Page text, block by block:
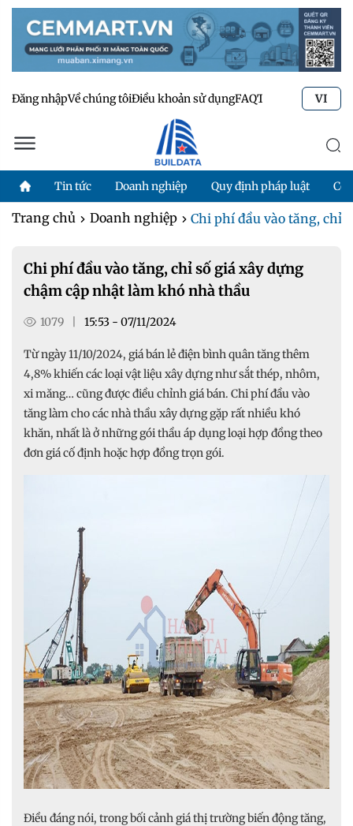
Đăng nhậpVề chúng tôiĐiều khoản sử dụngFAQTư vấn kỹ thuật
VI
Tin tức Doanh nghiệp Quy định pháp luật
Trang chủ Doanh nghiệp Chi phí đầu vào tăng, chỉ
Chi phí đầu vào tăng, chỉ số giá xây dựng
chậm cập nhật làm khó nhà thầu
1079 15:53 - 07/11/2024
Từ ngày 11/10/2024, giá bán lẻ điện bình quân tăng thêm
4,8% khiến các loại vật liệu xây dựng như sắt thép, nhôm,
xi măng… cũng được điều chỉnh giá bán. Chi phí đầu vào
tăng làm cho các nhà thầu xây dựng gặp rất nhiều khó
khăn, nhất là ở những gói thầu áp dụng loại hợp đồng theo
đơn giá cố định hoặc hợp đồng trọn gói.
Điều đáng nói, trong bối cảnh giá thị trường biến động tăng,